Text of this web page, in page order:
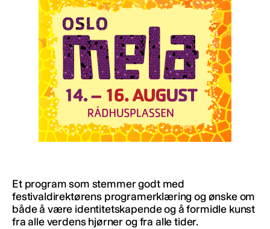
Et program som stemmer godt med
festivaldirektørens programerklæring og ønske om
både å være identitetskapende og å formidle kunst
fra alle verdens hjørner og fra alle tider.